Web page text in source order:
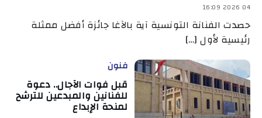
04 2026 16:09
حصدت الفنانة التونسية آية بالآغا جائزة أفضل ممثلة
رئيسية لأول […]
فنون
قبل فوات الآجال.. دعوة
للفنانين والمبدعين للترشح
لمنحة الإبداع